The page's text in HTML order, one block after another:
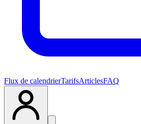
Flux de calendrierTarifsArticlesFAQ